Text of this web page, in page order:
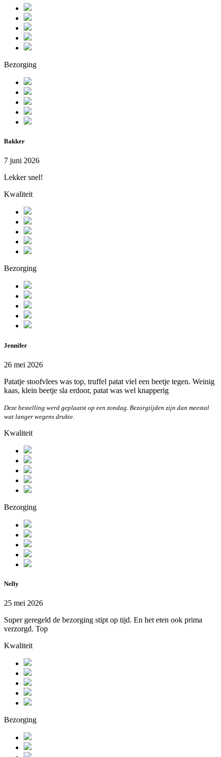
Bezorging
Bakker
7 juni 2026
Lekker snel!
Kwaliteit
Bezorging
Jennifer
26 mei 2026
Patatje stoofvlees was top, truffel patat viel een beetje tegen. Weinig
kaas, klein beetje sla erdoor, patat was wel knapperig
Deze bestelling werd geplaatst op een zondag. Bezorgtijden zijn dan meestal
wat langer wegens drukte.
Kwaliteit
Bezorging
Nelly
25 mei 2026
Super geregeld de bezorging stipt op tijd. En het eten ook prima
verzorgd. Top
Kwaliteit
Bezorging